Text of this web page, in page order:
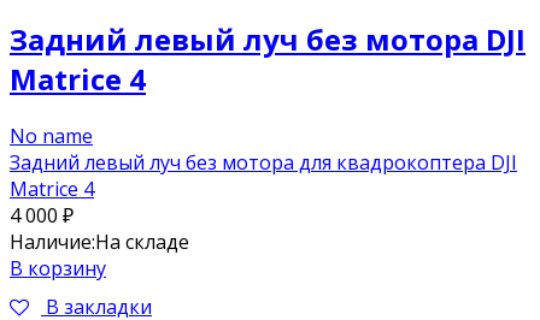
Задний левый луч без мотора DJI
Matrice 4
No name
Задний левый луч без мотора для квадрокоптера DJI
Matrice 4
4 000 ₽
Наличие:На складе
В корзину
В закладки